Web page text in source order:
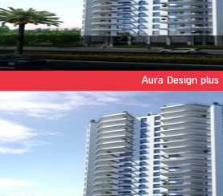
Aura Design plus